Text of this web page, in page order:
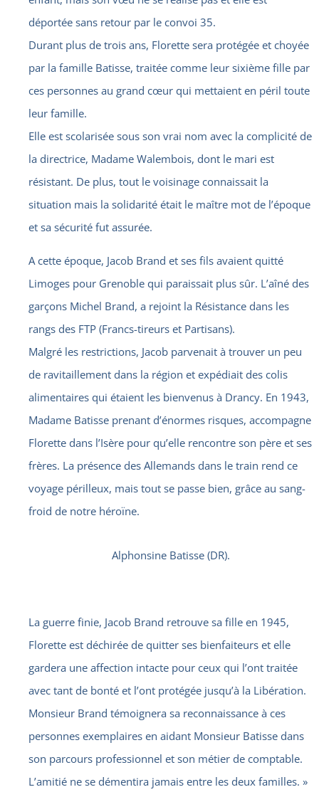
déportée sans retour par le convoi 35.
Durant plus de trois ans, Florette sera protégée et choyée
par la famille Batisse, traitée comme leur sixième fille par
ces personnes au grand cœur qui mettaient en péril toute
leur famille.
Elle est scolarisée sous son vrai nom avec la complicité de
la directrice, Madame Walembois, dont le mari est
résistant. De plus, tout le voisinage connaissait la
situation mais la solidarité était le maître mot de l’époque
et sa sécurité fut assurée.
A cette époque, Jacob Brand et ses fils avaient quitté
Limoges pour Grenoble qui paraissait plus sûr. L’aîné des
garçons Michel Brand, a rejoint la Résistance dans les
rangs des FTP (Francs-tireurs et Partisans).
Malgré les restrictions, Jacob parvenait à trouver un peu
de ravitaillement dans la région et expédiait des colis
alimentaires qui étaient les bienvenus à Drancy. En 1943,
Madame Batisse prenant d’énormes risques, accompagne
Florette dans l’Isère pour qu’elle rencontre son père et ses
frères. La présence des Allemands dans le train rend ce
voyage périlleux, mais tout se passe bien, grâce au sang-
froid de notre héroïne.
Alphonsine Batisse (DR).
La guerre finie, Jacob Brand retrouve sa fille en 1945,
Florette est déchirée de quitter ses bienfaiteurs et elle
gardera une affection intacte pour ceux qui l’ont traitée
avec tant de bonté et l’ont protégée jusqu’à la Libération.
Monsieur Brand témoignera sa reconnaissance à ces
personnes exemplaires en aidant Monsieur Batisse dans
son parcours professionnel et son métier de comptable.
L’amitié ne se démentira jamais entre les deux familles. »